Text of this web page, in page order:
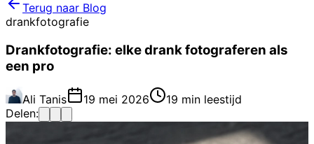
Terug naar Blog
drankfotografie
Drankfotografie: elke drank fotograferen als
een pro
Ali Tanis 19 mei 2026
19 min leestijd
Delen: